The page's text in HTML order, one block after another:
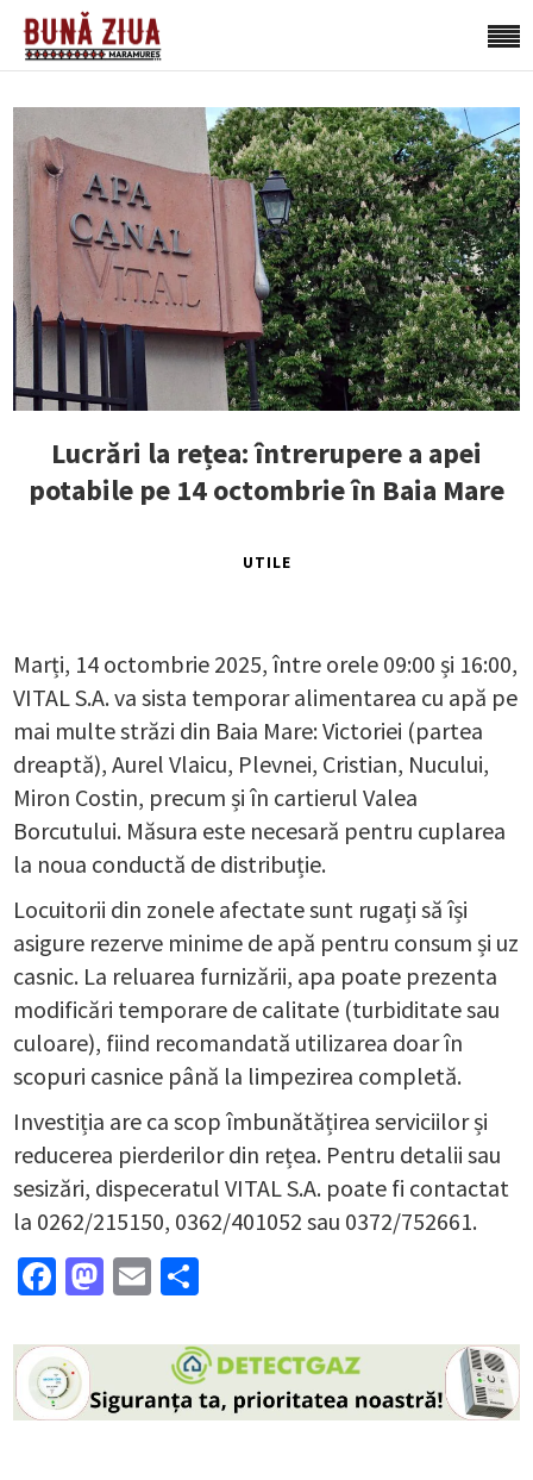
Lucrări la rețea: întrerupere a apei
potabile pe 14 octombrie în Baia Mare
UTILE
Marți, 14 octombrie 2025, între orele 09:00 și 16:00,
VITAL S.A. va sista temporar alimentarea cu apă pe
mai multe străzi din Baia Mare: Victoriei (partea
dreaptă), Aurel Vlaicu, Plevnei, Cristian, Nucului,
Miron Costin, precum și în cartierul Valea
Borcutului. Măsura este necesară pentru cuplarea
la noua conductă de distribuție.
Locuitorii din zonele afectate sunt rugați să își
asigure rezerve minime de apă pentru consum și uz
casnic. La reluarea furnizării, apa poate prezenta
modificări temporare de calitate (turbiditate sau
culoare), fiind recomandată utilizarea doar în
scopuri casnice până la limpezirea completă.
Investiția are ca scop îmbunătățirea serviciilor și
reducerea pierderilor din rețea. Pentru detalii sau
sesizări, dispeceratul VITAL S.A. poate fi contactat
la 0262/215150, 0362/401052 sau 0372/752661.
Facebook
Mastodon
Email